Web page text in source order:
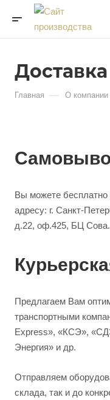
Главная — О компании
Вы можете бесплатно
адресу: г. Санкт-
д.22, оф.425, БЦ Сова.
Предлагаем Вам
транспортными
Express», «КСЭ»,
Энергия» и др.
Отправляем
склада, так и до